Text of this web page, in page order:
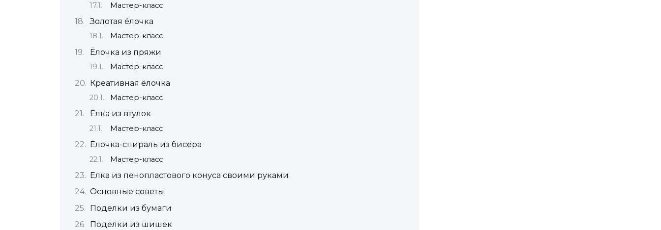
Мастер-класс
Золотая ёлочка
Мастер-класс
Ёлочка из пряжи
Мастер-класс
Креативная ёлочка
Мастер-класс
Ёлка из втулок
Мастер-класс
Ёлочка-спираль из бисера
Мастер-класс
Елка из пенопластового конуса своими руками
Основные советы
Поделки из бумаги
Поделки из шишек